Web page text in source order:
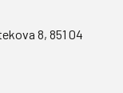
8, 851 04